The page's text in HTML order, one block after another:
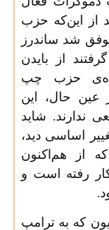
از این‌که حزب
شد ساندرز
از بایدن
حزب چپ
عین حال، این
ندارند. شاید
اساسی دید،
از هم‌اکنون
کار رفته است و
.
شمار این 70 میلیون که به ترامپ